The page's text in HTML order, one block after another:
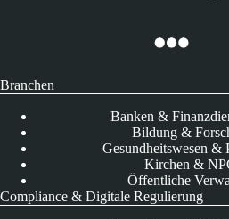
Branchen
Banken &
Bildung &
Gesundheitswesen &
Kirchen &
Öffentliche
Compliance & Digitale Regulierung